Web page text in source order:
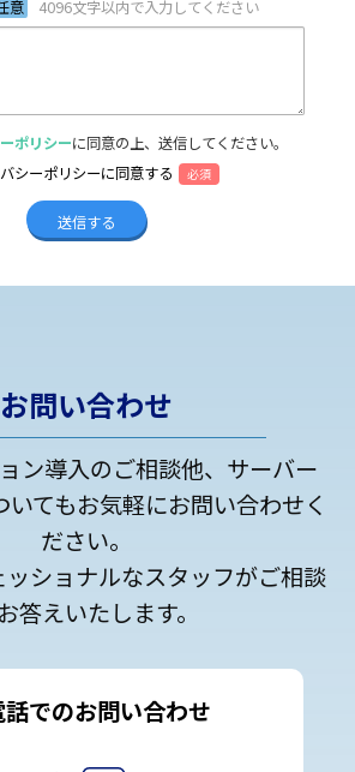
意 4096文字以内で入力してください
ポリシーに同意の上、送信してください。
シーポリシーに同意する
必須
お問い合わせ
ン導入のご相談他、サーバー
いてもお気軽にお問い合わせく
ださい。
ショナルなスタッフがご相談
答えいたします。
話でのお問い合わせ